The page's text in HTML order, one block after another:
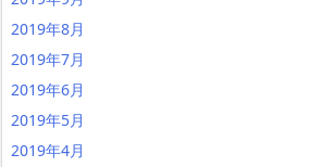
2019年8月
2019年7月
2019年6月
2019年5月
2019年4月